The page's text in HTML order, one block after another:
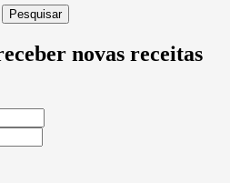
novas receitas